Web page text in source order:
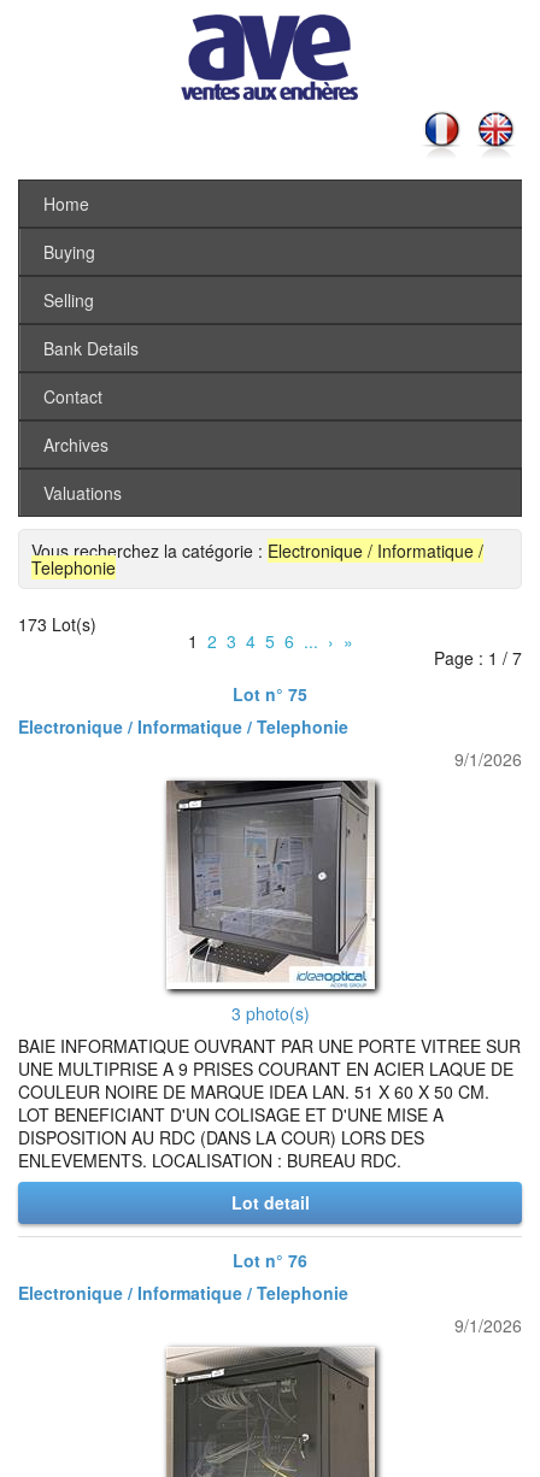
Home
Buying
Selling
Bank Details
Contact
Archives
Valuations
Vous recherchez la catégorie : Electronique / Informatique /
Telephonie
173 Lot(s)
1 2 3 4 5 6 ... › »
Page : 1 / 7
Lot n° 75
Electronique / Informatique / Telephonie
9/1/2026
3 photo(s)
BAIE INFORMATIQUE OUVRANT PAR UNE PORTE VITREE SUR
UNE MULTIPRISE A 9 PRISES COURANT EN ACIER LAQUE DE
COULEUR NOIRE DE MARQUE IDEA LAN. 51 X 60 X 50 CM.
LOT BENEFICIANT D'UN COLISAGE ET D'UNE MISE A
DISPOSITION AU RDC (DANS LA COUR) LORS DES
ENLEVEMENTS. LOCALISATION : BUREAU RDC.
Lot detail
Lot n° 76
Electronique / Informatique / Telephonie
9/1/2026